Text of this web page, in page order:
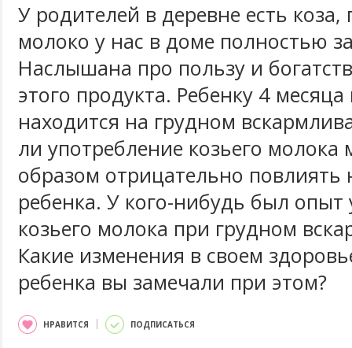
У родителей в деревне есть коза,
молоко у нас в доме полностью
Наслышана про пользу и
этого продукта. Ребенку 4
находится на грудном
ли употребление козьего
образом отрицательно повлиять
ребенка. У кого-нибудь был опыт
козьего молока при грудном
Какие изменения в своем
ребенка вы замечали при этом?
НРАВИТСЯ ПОДПИСАТЬСЯ